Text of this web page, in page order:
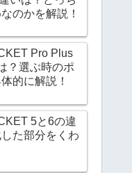
のかを解説！
Pro Plus
？選ぶ時のポ
的に解説！
5と6の違
た部分をくわ